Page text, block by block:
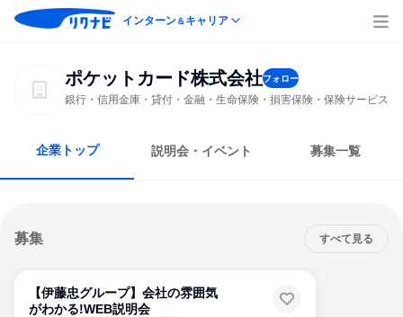
インターン＆キャリア
ポケットカード株式会社フォロー
銀行・信用金庫・貸付・金融・生命保険・損害保険・保険サービス
企業トップ 説明会・イベント 募集一覧
募集 すべて見る
【伊藤忠グループ】会社の雰囲気
がわかる!WEB説明会